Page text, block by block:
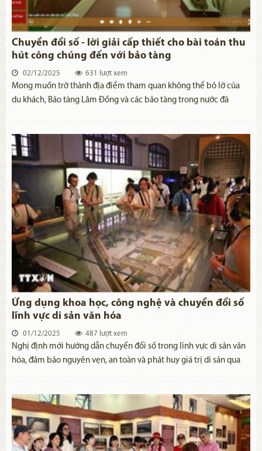
Chuyển đổi số - lời giải cấp thiết cho bài toán thu
hút công chúng đến với bảo tàng
02/12/2025 631 lượt xem
Mong muốn trở thành địa điểm tham quan không thể bỏ lỡ của
du khách, Bảo tàng Lâm Đồng và các bảo tàng trong nước đã
việc đa dạng hóa các trải nghiệm. Trong đó, việc ứng dụng công
nghệ số đã tạo ra bước ngoặt, đáo ứng xu thế phát triển và thu hút
công chúng.
Ứng dụng khoa học, công nghệ và chuyển đổi số
lĩnh vực di sản văn hóa
01/12/2025 487 lượt xem
Nghị định mới hướng dẫn chuyển đổi số trong lĩnh vực di sản văn
hóa, đảm bảo nguyên vẹn, an toàn và phát huy giá trị di sản qua